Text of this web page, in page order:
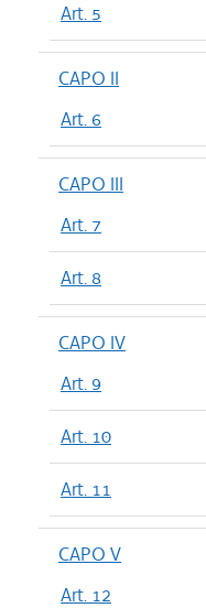
Art. 5
CAPO II
Art. 6
CAPO III
Art. 7
Art. 8
CAPO IV
Art. 9
Art. 10
Art. 11
CAPO V
Art. 12